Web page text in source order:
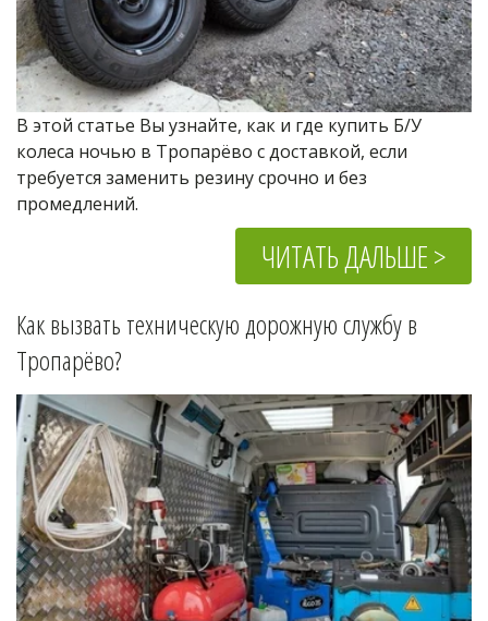
В этой статье Вы узнайте, как и где купить Б/У
колеса ночью в Тропарёво с доставкой, если
требуется заменить резину срочно и без
промедлений.
ЧИТАТЬ ДАЛЬШЕ >
Тропарёво?